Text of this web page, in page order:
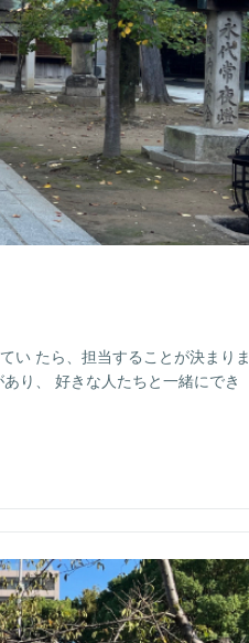
い たら、担当することが決まりま
り、 好きな人たちと一緒にでき